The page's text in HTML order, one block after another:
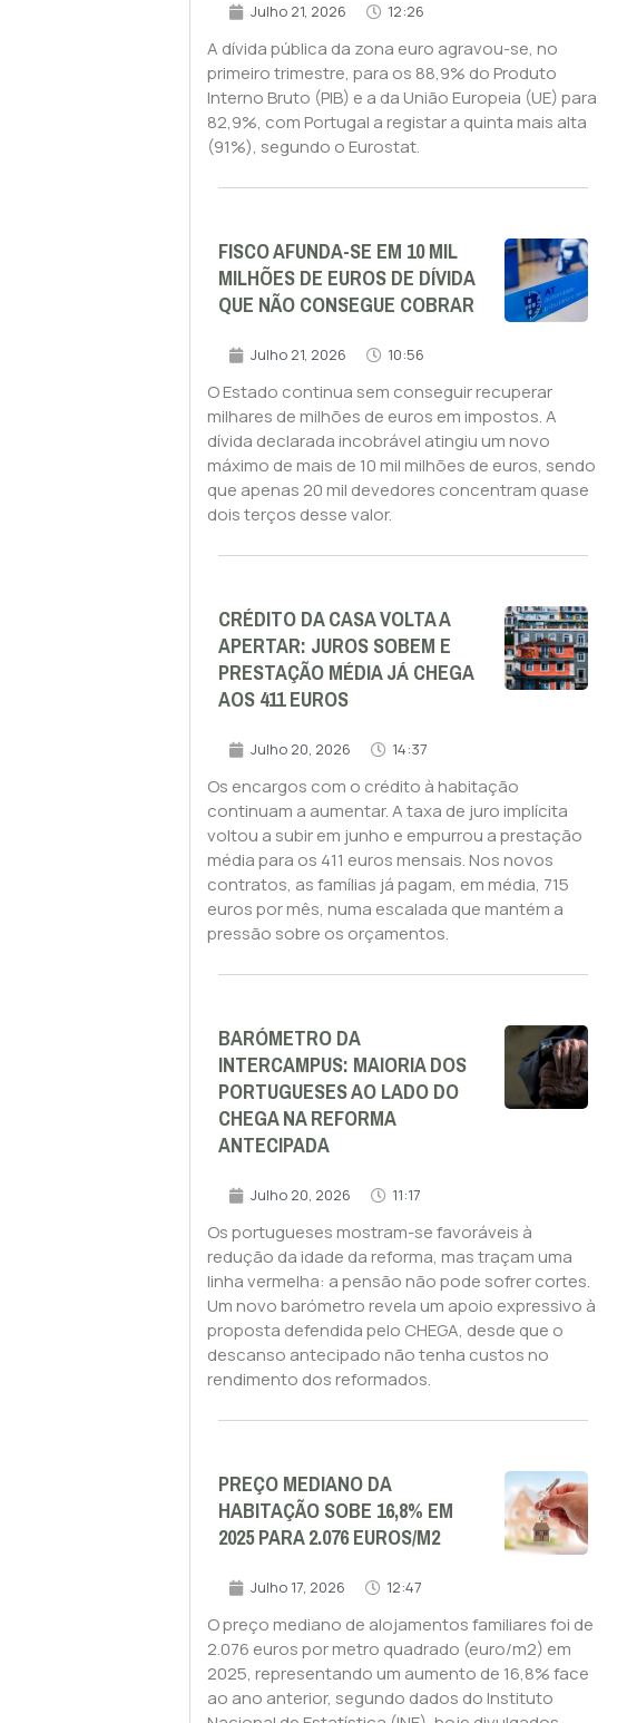
Julho 21, 2026 12:26
A dívida pública da zona euro agravou-se, no
primeiro trimestre, para os 88,9% do Produto
Interno Bruto (PIB) e a da União Europeia (UE) para
82,9%, com Portugal a registar a quinta mais alta
(91%), segundo o Eurostat.
FISCO AFUNDA-SE EM 10 MIL
MILHÕES DE EUROS DE DÍVIDA
QUE NÃO CONSEGUE COBRAR
Julho 21, 2026 10:56
O Estado continua sem conseguir recuperar
milhares de milhões de euros em impostos. A
dívida declarada incobrável atingiu um novo
máximo de mais de 10 mil milhões de euros, sendo
que apenas 20 mil devedores concentram quase
dois terços desse valor.
CRÉDITO DA CASA VOLTA A
APERTAR: JUROS SOBEM E
PRESTAÇÃO MÉDIA JÁ CHEGA
AOS 411 EUROS
Julho 20, 2026 14:37
Os encargos com o crédito à habitação
continuam a aumentar. A taxa de juro implícita
voltou a subir em junho e empurrou a prestação
média para os 411 euros mensais. Nos novos
contratos, as famílias já pagam, em média, 715
euros por mês, numa escalada que mantém a
pressão sobre os orçamentos.
BARÓMETRO DA
INTERCAMPUS: MAIORIA DOS
PORTUGUESES AO LADO DO
CHEGA NA REFORMA
ANTECIPADA
Julho 20, 2026 11:17
Os portugueses mostram-se favoráveis à
redução da idade da reforma, mas traçam uma
linha vermelha: a pensão não pode sofrer cortes.
Um novo barómetro revela um apoio expressivo à
proposta defendida pelo CHEGA, desde que o
descanso antecipado não tenha custos no
rendimento dos reformados.
PREÇO MEDIANO DA
HABITAÇÃO SOBE 16,8% EM
2025 PARA 2.076 EUROS/M2
Julho 17, 2026 12:47
O preço mediano de alojamentos familiares foi de
2.076 euros por metro quadrado (euro/m2) em
2025, representando um aumento de 16,8% face
ao ano anterior, segundo dados do Instituto